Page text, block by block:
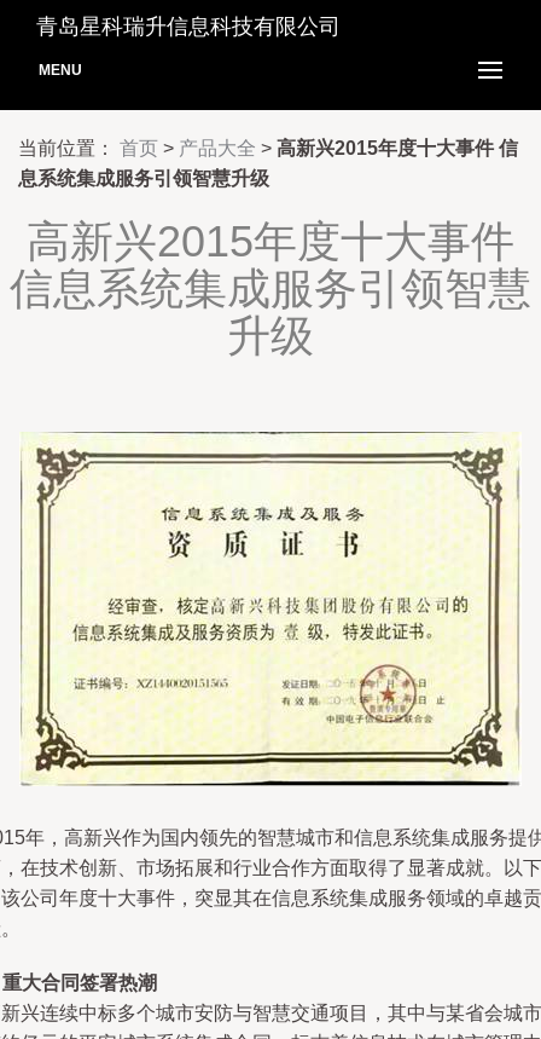
青岛星科瑞升信息科技有限公司
MENU
当前位置： 首页 > 产品大全 > 高新兴2015年度十大事件 信
息系统集成服务引领智慧升级
高新兴2015年度十大事件
信息系统集成服务引领智慧
升级
年，高新兴作为国内领先的智慧城市和信息系统集成服务提
在技术创新、市场拓展和行业合作方面取得了显著成就。以下
公司年度十大事件，突显其在信息系统集成服务领域的卓越贡
重大合同签署热潮
兴连续中标多个城市安防与智慧交通项目，其中与某省会城市